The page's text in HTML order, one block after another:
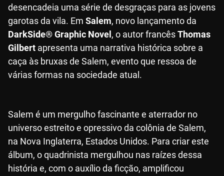
desencadeia uma série de desgraças para as jovens
garotas da vila. Em Salem, novo lançamento da
DarkSide® Graphic Novel , o autor francêsThomas
Gilbert apresenta uma narrativa histórica sobre a
caça às bruxas de Salem, evento que ressoa de
várias formas na sociedade atual.
Salem é um mergulho fascinante e aterrador no
universo estreito e opressivo da colônia de Salem,
na Nova Inglaterra, Estados Unidos. Para criar este
álbum, o quadrinista mergulhou nas raízes dessa
história e, com o auxílio da ficção, amplificou